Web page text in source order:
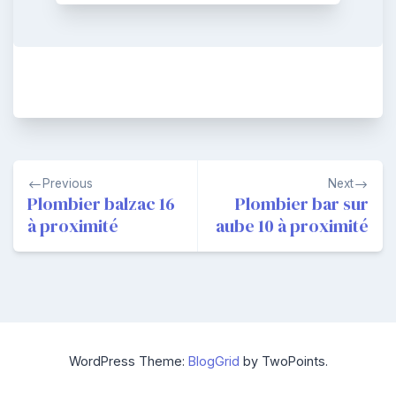
Navigation
de
l’article
Previous
Plombier balzac 16
à proximité
Next
Plombier bar sur
aube 10 à proximité
WordPress Theme: BlogGrid by TwoPoints.